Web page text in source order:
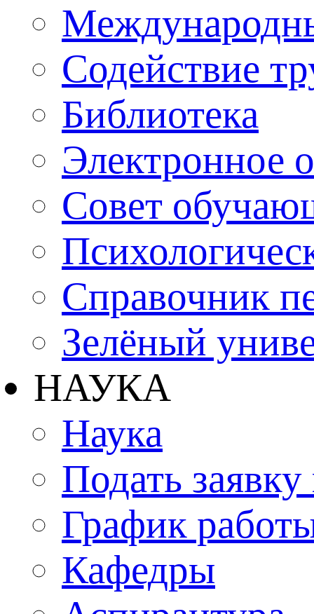
Содействие
Библиотека
Электронное
Совет
Справочник
Зелёный
НАУКА
Наука
Подать
График
Кафедры